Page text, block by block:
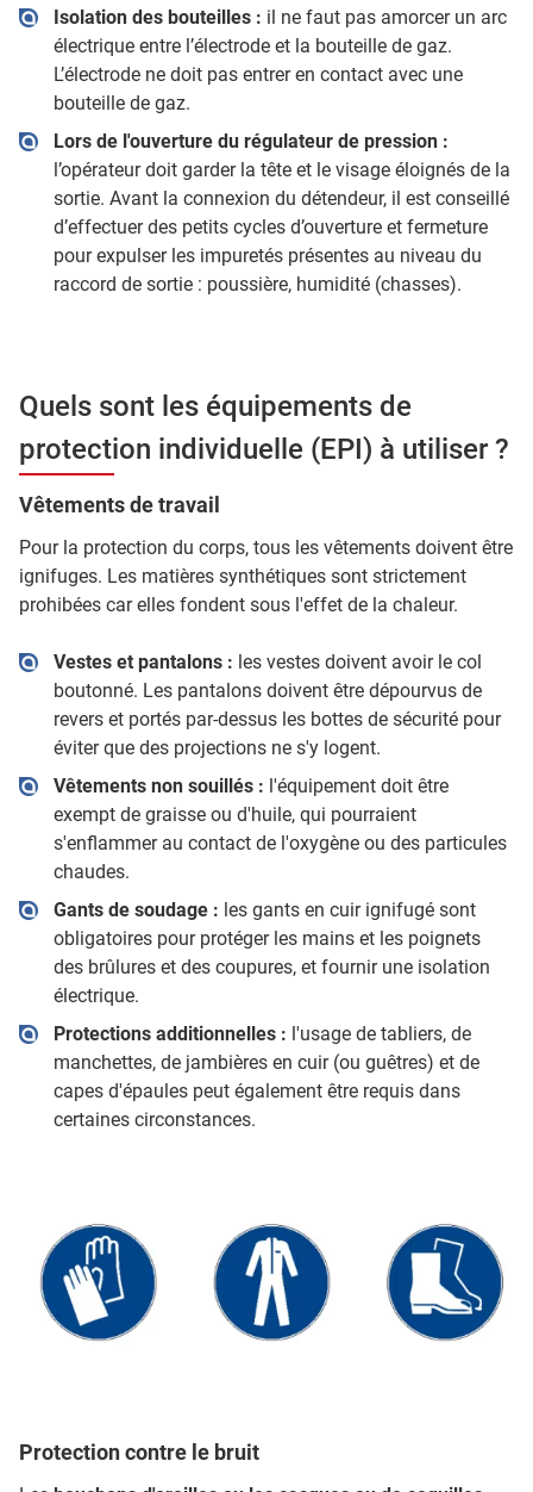
Isolation des bouteilles : il ne faut pas amorcer un arc
électrique entre l’électrode et la bouteille de gaz.
L’électrode ne doit pas entrer en contact avec une
bouteille de gaz.
Lors de l'ouverture du régulateur de pression :
l’opérateur doit garder la tête et le visage éloignés de la
sortie. Avant la connexion du détendeur, il est conseillé
d’effectuer des petits cycles d’ouverture et fermeture
pour expulser les impuretés présentes au niveau du
raccord de sortie : poussière, humidité (chasses).
Quels sont les équipements de
protection individuelle (EPI) à utiliser ?
Vêtements de travail
Pour la protection du corps, tous les vêtements doivent être
ignifuges. Les matières synthétiques sont strictement
prohibées car elles fondent sous l'effet de la chaleur.
Vestes et pantalons : les vestes doivent avoir le col
boutonné. Les pantalons doivent être dépourvus de
revers et portés par-dessus les bottes de sécurité pour
éviter que des projections ne s'y logent.
Vêtements non souillés : l'équipement doit être
exempt de graisse ou d'huile, qui pourraient
s'enflammer au contact de l'oxygène ou des particules
chaudes.
Gants de soudage : les gants en cuir ignifugé sont
obligatoires pour protéger les mains et les poignets
des brûlures et des coupures, et fournir une isolation
électrique.
Protections additionnelles : l'usage de tabliers, de
manchettes, de jambières en cuir (ou guêtres) et de
capes d'épaules peut également être requis dans
certaines circonstances.
Protection contre le bruit